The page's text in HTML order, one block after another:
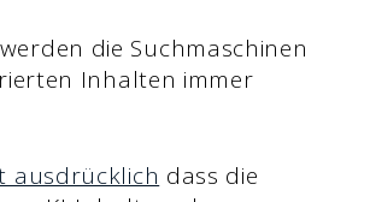
die Suchmaschinen
Inhalten immer
ausdrücklich dass die